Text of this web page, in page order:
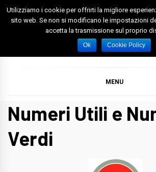
Skip
Spazio Foggia
Foggia News Calcio Eventi e
MENU
Numeri Utili e
Verdi
Utilizziamo i cookie per offrirti la migliore
sito web. Se non si modificano le impostazioni
accetta la trasmissione sul proprio
Ok Cookie Policy